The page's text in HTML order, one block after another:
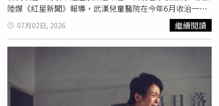
人願意傾聽，請撥打1995◎如果您覺得痛苦、似乎沒有出
路，您並不孤單，請撥打1925
陸媒《紅星新聞》報導，武漢兒童醫院在今年6月收治一名
罕病女童楚楚，她的家人透露，2個月前她開始出現咳嗽和
呼吸急促的狀況，也去了很多家診所和醫院治療，但不見好
轉。醫療團隊為楚楚進行支氣管肺泡灌洗檢查時發現，洗出
雙肺佈滿斑片狀的磨玻璃影，呈現典型的「鋪路石徵」影
像，代表肺泡已被大量病理性物質佔據，確診肺部罕見疾病
「肺泡蛋白質沉積症」。院方說明，這種病在兒童身上極為
07月02日, 2026 繼續閱讀